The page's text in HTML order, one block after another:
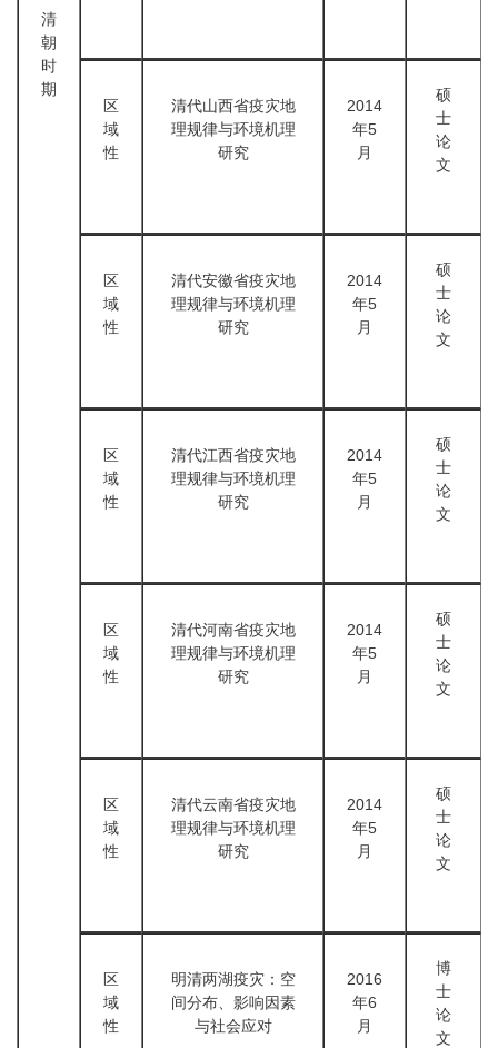
清
朝
时
期
区
域
性
清代山西省疫灾地
理规律与环境机理
研究
2014
年5
月
硕
士
论
文
区
域
性
清代安徽省疫灾地
理规律与环境机理
研究
2014
年5
月
硕
士
论
文
区
域
性
清代江西省疫灾地
理规律与环境机理
研究
2014
年5
月
硕
士
论
文
区
域
性
清代河南省疫灾地
理规律与环境机理
研究
2014
年5
月
硕
士
论
文
区
域
性
清代云南省疫灾地
理规律与环境机理
研究
2014
年5
月
硕
士
论
文
区
域
性
明清两湖疫灾：空
间分布、影响因素
与社会应对
2016
年6
月
博
士
论
文